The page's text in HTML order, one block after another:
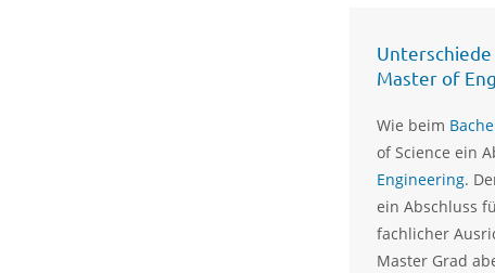
Master of
Wie beim
of Science ein
Engineering.
ein Abschluss
fachlicher
Master Grad